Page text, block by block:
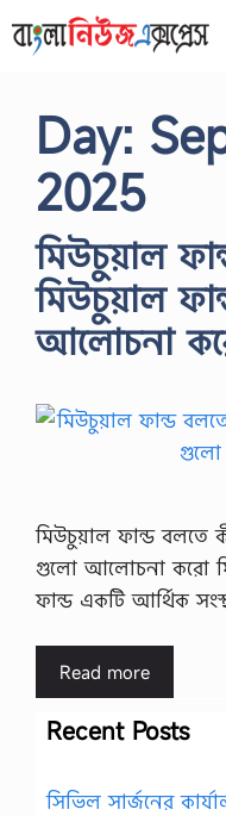
to
Day:
2025
মিউচুয়াল
মিউচুয়াল
আলোচনা
মিউচুয়াল ফান্ড বলতে
গুলো আলোচনা করো
ফান্ড একটি আর্থিক
Read more
Recent Posts
সিভিল সার্জনের